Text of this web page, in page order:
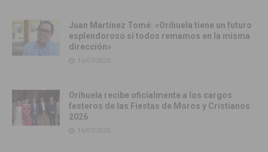
Juan Martínez Tomé: «Orihuela tiene un futuro
esplendoroso si todos remamos en la misma
dirección»
16/07/2026
Orihuela recibe oficialmente a los cargos
festeros de las Fiestas de Moros y Cristianos
2026
16/07/2026